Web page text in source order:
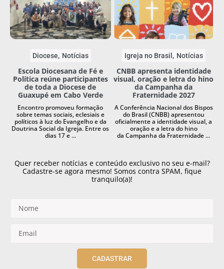
Diocese Notícias
Escola Diocesana de Fé e
Política reúne participantes
de toda a Diocese de
Guaxupé em Cabo Verde
Encontro promoveu formação
sobre temas sociais, eclesiais e
políticos à luz do Evangelho e da
Doutrina Social da Igreja. Entre os
dias 17 e ...
Igreja no Brasil Notícias
CNBB apresenta identidade
visual, oração e letra do hino
da Campanha da
Fraternidade 2027
A Conferência Nacional dos Bispos
do Brasil (CNBB) apresentou
oficialmente a identidade visual, a
oração e a letra do hino
da Campanha da Fraternidade ...
Quer receber notícias e conteúdo exclusivo no seu e-mail?
Cadastre-se agora mesmo! Somos contra SPAM, fique
tranquilo(a)!
CADASTRAR